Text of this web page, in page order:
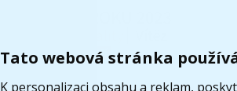
Tato webová stránka
K personalizaci obsahu a reklam,